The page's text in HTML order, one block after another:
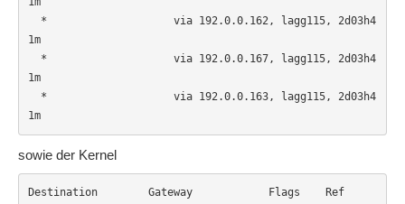
*                    via 192.0.0.162, lagg115, 2d03h4
1m
*                    via 192.0.0.167, lagg115, 2d03h4
1m
*                    via 192.0.0.163, lagg115, 2d03h4
1m
sowie der Kernel
Destination        Gateway            Flags    Ref